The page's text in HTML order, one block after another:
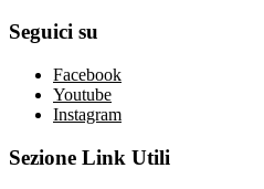
Seguici su
Facebook
Youtube
Instagram
Sezione Link Utili